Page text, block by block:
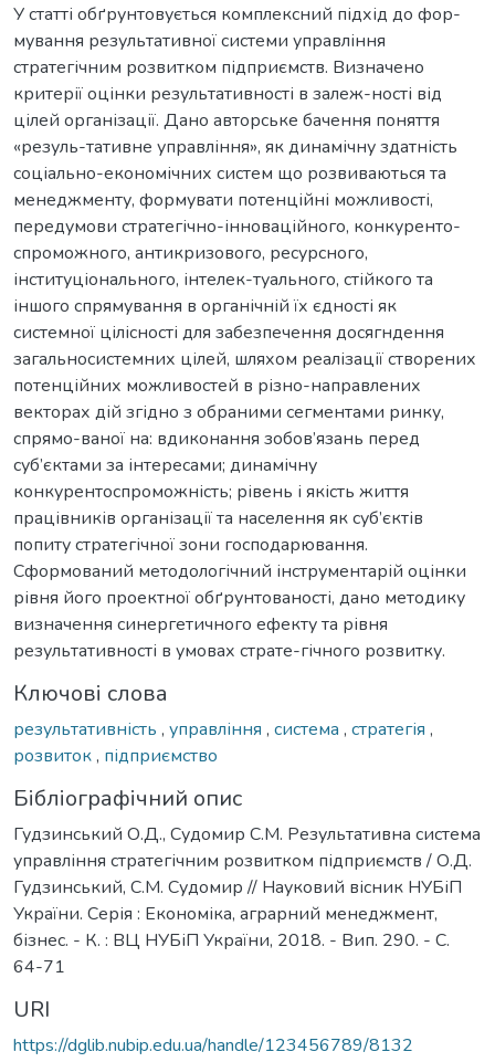
У статті обґрунтовується комплексний підхід до фор-
мування результативної системи управління
стратегічним розвитком підприємств. Визначено
критерії оцінки результативності в залеж-ності від
цілей організації. Дано авторське бачення поняття
«резуль-тативне управління», як динамічну здатність
соціально-економічних систем що розвиваються та
менеджменту, формувати потенційні можливості,
передумови стратегічно-інноваційного, конкуренто-
спроможного, антикризового, ресурсного,
інституціонального, інтелек-туального, стійкого та
іншого спрямування в органічній їх єдності як
системної цілісності для забезпечення досягндення
загальносистемних цілей, шляхом реалізації створених
потенційних можливостей в різно-направлених
векторах дій згідно з обраними сегментами ринку,
спрямо-ваної на: вдиконання зобов’язань перед
суб’єктами за інтересами; динамічну
конкурентоспроможність; рівень і якість життя
працівників організації та населення як суб’єктів
попиту стратегічної зони господарювання.
Сформований методологічний інструментарій оцінки
рівня його проектної обґрунтованості, дано методику
визначення синергетичного ефекту та рівня
результативності в умовах страте-гічного розвитку.
Ключові слова
результативність , управління , система , стратегія ,
розвиток, підприємство
Бібліографічний опис
Гудзинський О.Д., Судомир С.М. Результативна система
управління стратегічним розвитком підприємств / О.Д.
Гудзинський, С.М. Судомир // Науковий вісник НУБіП
України. Серія : Економіка, аграрний менеджмент,
бізнес. - К. : ВЦ НУБіП України, 2018. - Вип. 290. - С.
64-71
URI
https://dglib.nubip.edu.ua/handle/123456789/8132